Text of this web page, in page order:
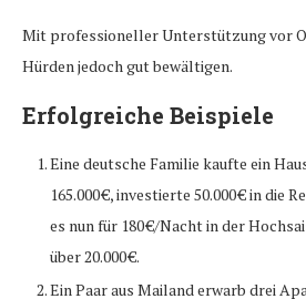
Mit professioneller Unterstützung vor
Hürden jedoch gut bewältigen.
Erfolgreiche Beispiele
Eine deutsche Familie kaufte ein
165.000 €, investierte 50.000 € in die
es nun für 180 €/Nacht in der
über 20.000 €.
Ein Paar aus Mailand erwarb drei